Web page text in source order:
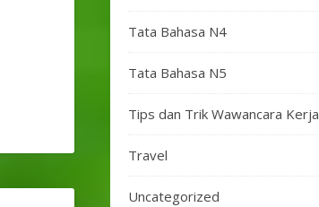
Tata Bahasa N4
Tata Bahasa N5
Tips dan Trik Wawancara Kerja
Travel
Uncategorized